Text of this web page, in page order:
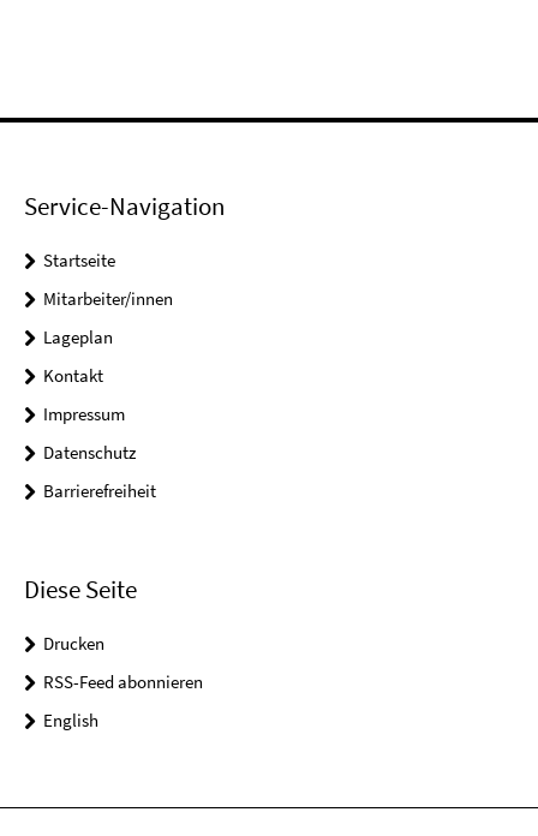
Service-Navigation
Startseite
Mitarbeiter/innen
Lageplan
Kontakt
Impressum
Datenschutz
Barrierefreiheit
Diese Seite
Drucken
RSS-Feed abonnieren
English